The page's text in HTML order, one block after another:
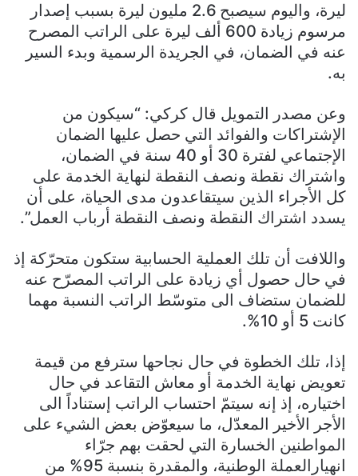
ليرة، واليوم سيصبح 2.6 مليون ليرة بسبب إصدار
مرسوم زيادة 600 ألف ليرة على الراتب المصرح
عنه في الضمان، في الجريدة الرسمية وبدء السير
به.
وعن مصدر التمويل قال كركي: “سيكون من
الإشتراكات والفوائد التي حصل عليها الضمان
الإجتماعي لفترة 30 أو 40 سنة في الضمان،
واشتراك نقطة ونصف النقطة لنهاية الخدمة على
كل الأجراء الذين سيتقاعدون مدى الحياة، على أن
يسدد اشتراك النقطة ونصف النقطة أرباب العمل”.
واللافت أن تلك العملية الحسابية ستكون متحرّكة إذ
في حال حصول أي زيادة على الراتب المصرّح عنه
للضمان ستضاف الى متوسّط الراتب النسبة مهما
كانت 5 أو 10%.
إذا، تلك الخطوة في حال نجاحها سترفع من قيمة
تعويض نهاية الخدمة أو معاش التقاعد في حال
اختياره، إذ إنه سيتمّ احتساب الراتب إستناداً الى
الأجر الأخير المعدّل، ما سيعوّض بعض الشيء على
المواطنين الخسارة التي لحقت بهم جرّاء
انهيارالعملة الوطنية، والمقدرة بنسبة 95% من